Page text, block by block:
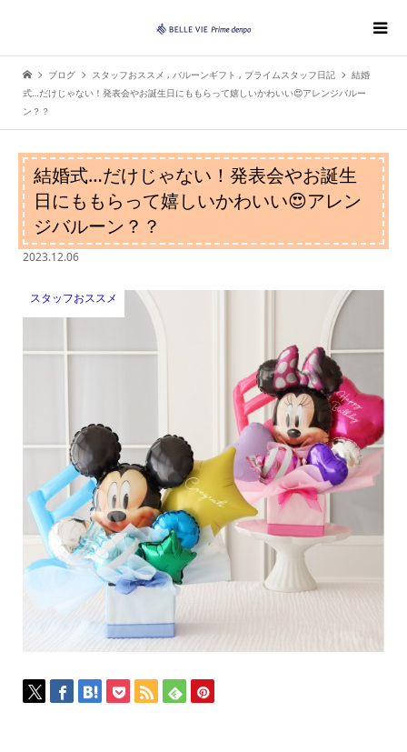
ブログ スタッフおススメ , バルーンギフト , プライムスタッフ日記
結婚
式…だけじゃない！発表会やお誕生日にももらって嬉しいかわいい😍アレンジバルー
ン？？
結婚式…だけじゃない！発表会やお誕生
日にももらって嬉しいかわいい😍アレン
ジバルーン？？
2023.12.06
スタッフおススメ